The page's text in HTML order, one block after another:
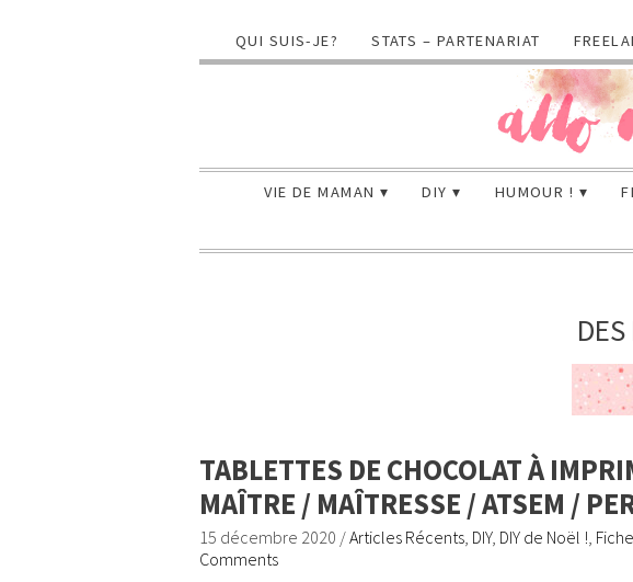
QUI SUIS-JE? STATS – PARTENARIAT
VIE DE MAMAN DIY HUMOUR !
TABLETTES DE CHOCOLAT À
MAÎTRE / MAÎTRESSE / ATSEM /
15 décembre 2020 /Articles Récents DIY, DIY de Noël !
Comments